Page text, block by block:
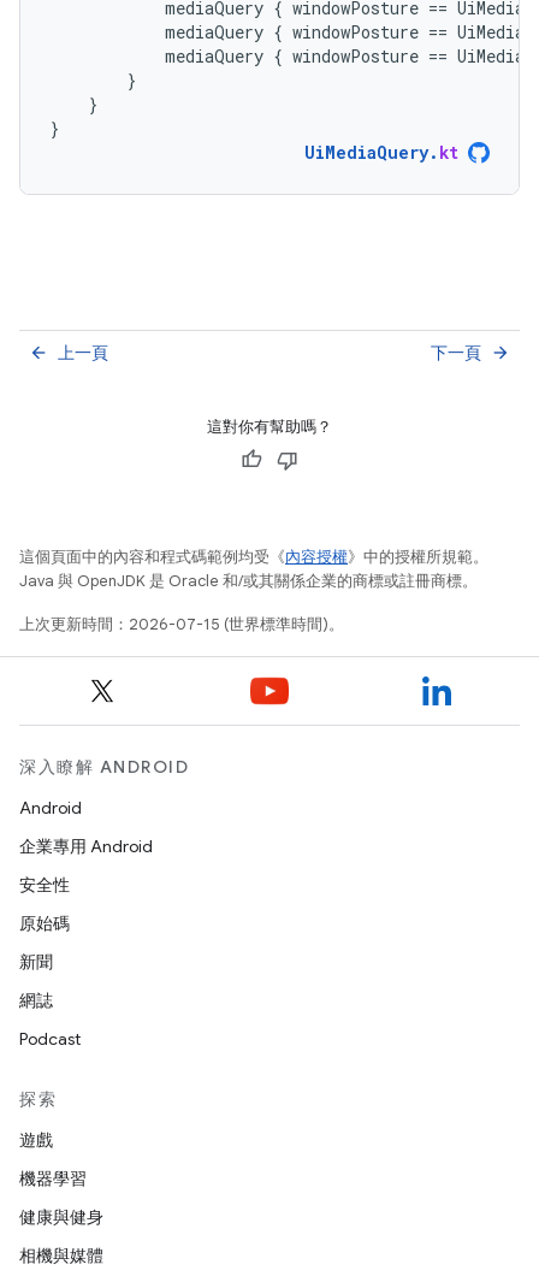
mediaQuery { windowPosture ==
mediaQuery { windowPosture ==
mediaQuery { windowPosture ==
}
}
}
UiMediaQuery. kt
上一頁
arrow_back 下一頁 arrow_forward
這對你有幫助嗎？
這個頁面中的內容和程式碼範例均受《內容授權》中的授權所規範。
Java 與 OpenJDK 是 Oracle 和/或其關係企業的商標或註冊商標。
上次更新時間：2026-07-15 (世界標準時間)。
深入瞭解 ANDROID
Android
企業專用 Android
安全性
原始碼
新聞
網誌
Podcast
探索
遊戲
機器學習
健康與健身
相機與媒體